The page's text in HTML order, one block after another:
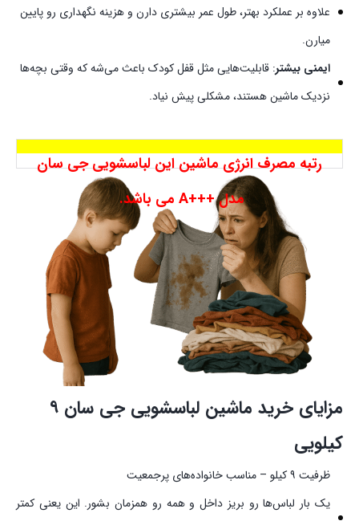
علاوه بر عملکرد بهتر، طول عمر بیشتری دارن و هزینه نگهداری رو پایین
میارن.
ایمنی بیشتر: قابلیت‌هایی مثل قفل کودک باعث می‌شه که وقتی بچه‌ها
نزدیک ماشین هستند، مشکلی پیش نیاد.
رتبه مصرف انرژی ماشین این لباسشویی جی سان
مدل +++A می باشد.
مزایای خرید ماشین لباسشویی جی سان ۹
کیلویی
ظرفیت ۹ کیلو – مناسب خانواده‌های پرجمعیت
یک بار لباس‌ها رو بریز داخل و همه رو همزمان بشور. این یعنی کمتر